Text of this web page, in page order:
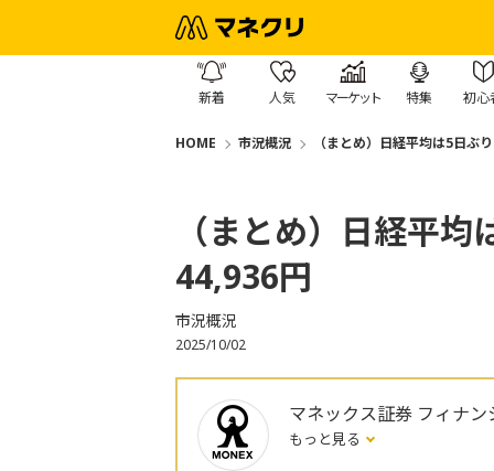
新着 人気 マーケット 特集 初心
HOME 市況概況 （まとめ）日経平均は5日ぶ
（まとめ）日経平
44,936円
市況概況
2025/10/02
マネックス証券 フィナ
もっと見る